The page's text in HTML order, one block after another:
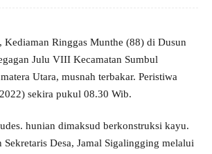
Ringgas Munthe (88) di Dusun
Julu VIII Kecamatan Sumbul
Utara, musnah terbakar. Peristiwa
sekira pukul 08.30 Wib.
hunian dimaksud berkonstruksi kayu.
Desa, Jamal Sigalingging melalui